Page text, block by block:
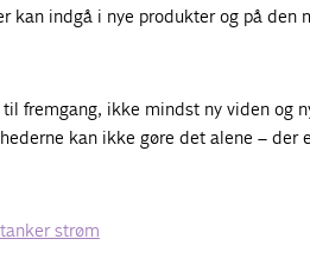
kan indgå i nye produkter og på den
fremgang, ikke mindst ny viden og
kan ikke gøre det alene – der
strøm